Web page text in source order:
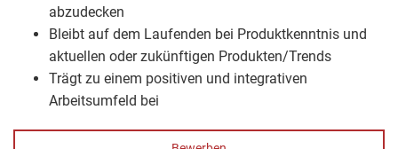
abzudecken
Bleibt auf dem Laufenden bei Produktkenntnis und
aktuellen oder zukünftigen Produkten/Trends
Trägt zu einem positiven und integrativen
Arbeitsumfeld bei